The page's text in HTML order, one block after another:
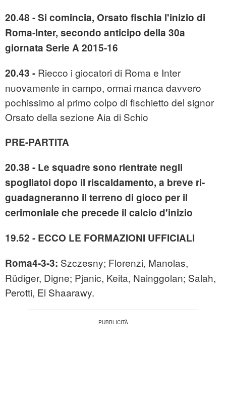
20.48 - Si comincia, Orsato fischia l'inizio di
Roma-Inter, secondo anticipo della 30a
giornata Serie A 2015-16
20.43 - Riecco i giocatori di Roma e Inter
nuovamente in campo, ormai manca davvero
pochissimo al primo colpo di fischietto del signor
Orsato della sezione Aia di Schio
PRE-PARTITA
20.38 - Le squadre sono rientrate negli
spogliatoi dopo il riscaldamento, a breve ri-
guadagneranno il terreno di gioco per il
cerimoniale che precede il calcio d'inizio
19.52 - ECCO LE FORMAZIONI UFFICIALI
Roma4-3-3: Szczesny; Florenzi, Manolas,
Rüdiger, Digne; Pjanic, Keita, Nainggolan; Salah,
Perotti, El Shaarawy.